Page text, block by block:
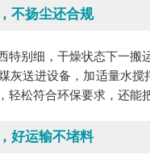
不扬尘还合规
特别细，干燥状态下一搬
灰送进设备，加适量水
松符合环保要求，还能
好运输不堵料